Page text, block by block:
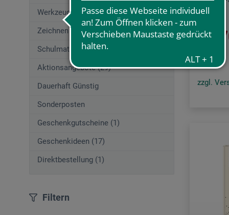
Werkzeuge (157)
Zeichnen (662)
Schulmaterial (54)
Aktionsangebote (29)
Dauerhaft Günstig
Sonderposten
Geschenkgutscheine (1)
Geschenkideen (17)
Direktbestellung (1)
Filtern
zzgl.